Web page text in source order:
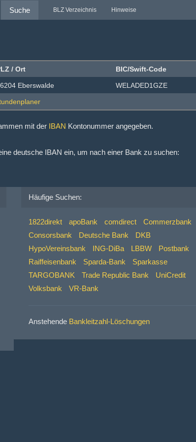
Suche BLZ Verzeichnis Hinweise
/ Ort BIC/Swift-Code
Eberswalde WELADED1GZE
mit der IBAN Kontonummer angegeben.
deutsche IBAN ein, um nach einer Bank zu suchen:
Häufige Suchen:
1822direkt apoBank comdirect
Commerzbank
Consorsbank
Deutsche Bank
DKB
HypoVereinsbank
ING-DiBa LBBW
Postbank
Raiffeisenbank
Sparda-Bank
Sparkasse
TARGOBANK
Trade Republic Bank
UniCredit
Volksbank
VR-Bank
Anstehende Bankleitzahl-Löschungen